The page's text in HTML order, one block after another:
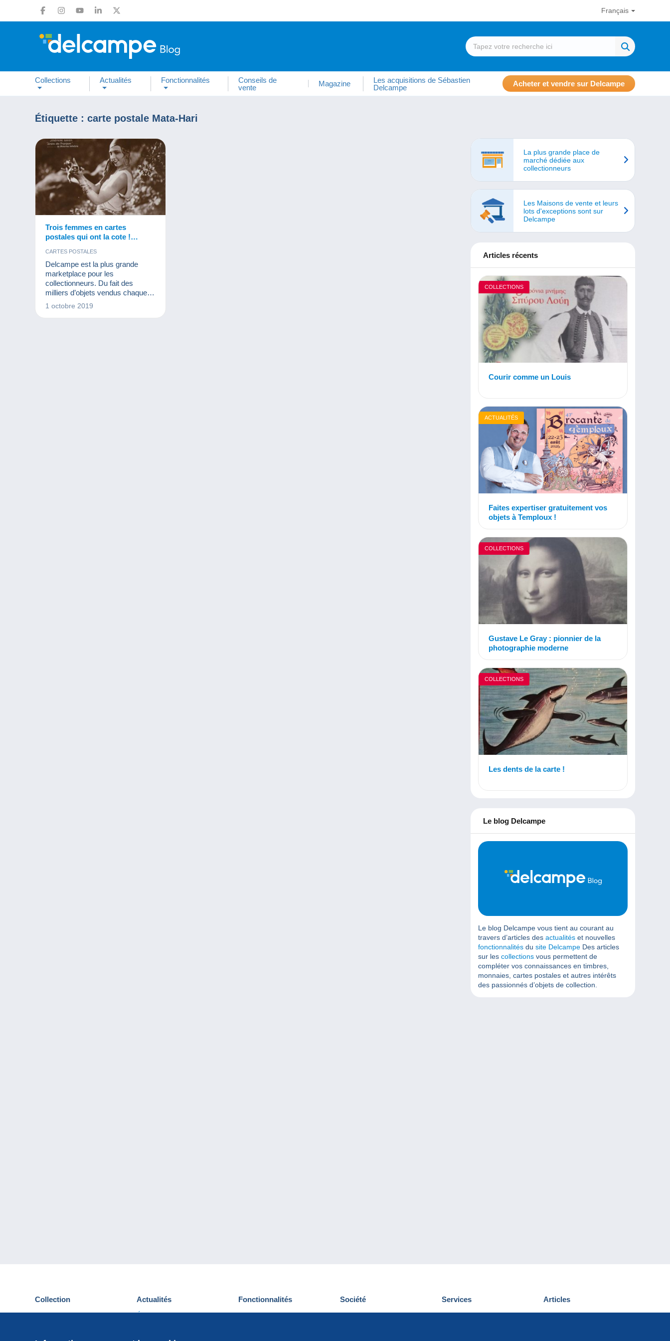
Français
Collections Actualités Fonctionnalités
Conseils de
vente
Magazine
Les acquisitions de Sébastien
Delcampe
Acheter et vendre sur Delcampe
Étiquette : carte postale Mata-Hari
Trois femmes en cartes
postales qui ont la cote !
CARTES POSTALES
Delcampe est la plus grande
marketplace pour les
collectionneurs. Du fait des
milliers d’objets vendus chaque
jour sur le site, nous pouvons voir
1 octobre 2019
La plus grande place de
marché dédiée aux
collectionneurs
Les Maisons de vente et leurs
lots d'exceptions sont sur
Delcampe
Articles récents
COLLECTIONS
Courir comme un Louis
ACTUALITÉS
Faites expertiser gratuitement vos
objets à Temploux !
COLLECTIONS
Gustave Le Gray : pionnier de la
photographie moderne
COLLECTIONS
Les dents de la carte !
Le blog Delcampe
Le blog Delcampe vous tient au courant au
travers d’articles des actualités et nouvelles
fonctionnalités du site Delcampe Des articles
sur les collections vous permettent de
compléter vos connaissances en timbres,
monnaies, cartes postales et autres intérêts
des passionnés d’objets de collection.
Collection
Cartes postales
Actualités
Événements Delcampe
Fonctionnalités
Nouveautés
Société
Qui sommes-nous
Services
Découvrir Delcampe
Articles